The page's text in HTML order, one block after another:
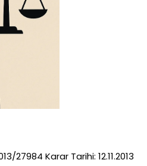
27984 Karar Tarihi: 12.11.2013